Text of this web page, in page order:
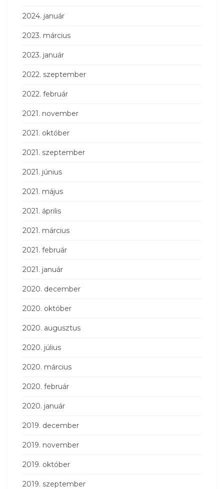
2024. január
2023. március
2023. január
2022. szeptember
2022. február
2021. november
2021. október
2021. szeptember
2021. június
2021. május
2021. április
2021. március
2021. február
2021. január
2020. december
2020. október
2020. augusztus
2020. július
2020. március
2020. február
2020. január
2019. december
2019. november
2019. október
2019. szeptember